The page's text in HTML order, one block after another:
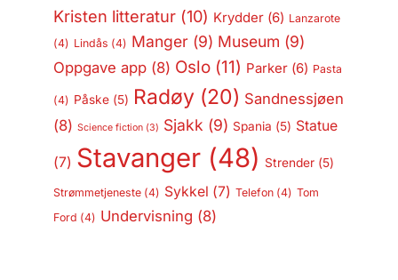
Kristen litteratur(10) Krydder(6) Lanzarote
(4) Lindås (4) Manger(9) Museum (9)
Oppgave app(8) Oslo(11) Parker(6) Pasta
(4) Påske(5) Radøy(20) Sandnessjøen
(8) Science fiction(3) Sjakk (9) Spania (5) Statue
(7) Stavanger(48) Strender(5)
Strømmetjeneste(4) Sykkel (7) Telefon(4) Tom
Ford (4) Undervisning (8)